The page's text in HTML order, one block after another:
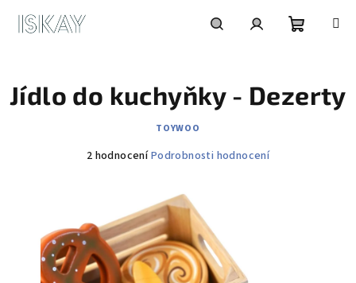
košík
Jídlo do kuchyňky - Dezerty
TOYWOO
Průměrné
5,0
z
5
hvězdiček.
2 hodnoceníPodrobnosti hodnocení